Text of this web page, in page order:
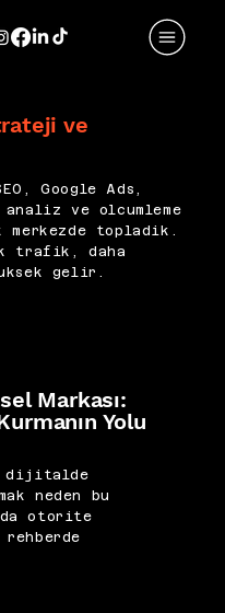
ve
Google Ads,
ve olcumleme
topladik.
trafik, daha
gelir.
Markası:
Yolu
dijitalde
neden bu
otorite
rehberde